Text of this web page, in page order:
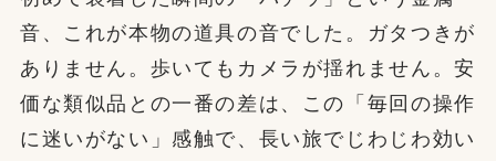
音、これが本物の道具の音でした。ガタつきが
ありません。歩いてもカメラが揺れません。安
価な類似品との一番の差は、この「毎回の操作
に迷いがない」感触で、長い旅でじわじわ効い